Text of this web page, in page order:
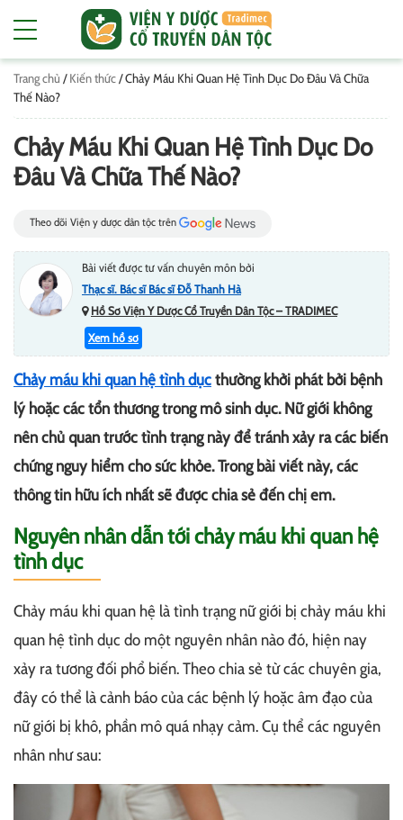
Trang chủ /Kiến thức/Chảy Máu Khi Quan Hệ Tình Dục Do Đâu Và Chữa
Thế Nào?
Chảy Máu Khi Quan Hệ Tình Dục Do
Đâu Và Chữa Thế Nào?
Theo dõi Viện y dược dân tộc trên
Bài viết được tư vấn chuyên môn bởi
Thạc sĩ. Bác sĩ Bác sĩ Đỗ Thanh Hà
Hồ Sơ Viện Y Dược Cổ Truyền Dân Tộc – TRADIMEC
Xem hồ sơ
Chảy máu khi quan hệ tình dụcthường khởi phát bởi bệnh
lý hoặc các tổn thương trong mô sinh dục. Nữ giới không
nên chủ quan trước tình trạng này để tránh xảy ra các biến
chứng nguy hiểm cho sức khỏe. Trong bài viết này, các
thông tin hữu ích nhất sẽ được chia sẻ đến chị em.
Nguyên nhân dẫn tới chảy máu khi quan hệ
tình dục
Chảy máu khi quan hệ là tình trạng nữ giới bị chảy máu khi
quan hệ tình dục do một nguyên nhân nào đó, hiện nay
xảy ra tương đối phổ biến. Theo chia sẻ từ các chuyên gia,
đây có thể là cảnh báo của các bệnh lý hoặc âm đạo của
nữ giới bị khô, phần mô quá nhạy cảm. Cụ thể các nguyên
nhân như sau: